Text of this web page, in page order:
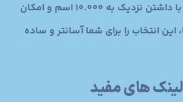
نمایید. این سایت با داشتن نزدیک به 10.000 اسم و امکان
این انتخاب را برای شما آسانتر و ساده
لینک های مفید